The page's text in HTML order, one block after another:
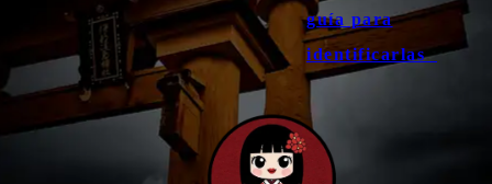
guía para
identificarlas